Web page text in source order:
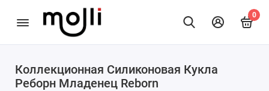
0
Коллекционная Силиконовая Кукла
Реборн Младенец Reborn